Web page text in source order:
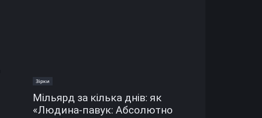
Зірки
Мільярд за кілька днів: як
«Людина-павук: Абсолютно